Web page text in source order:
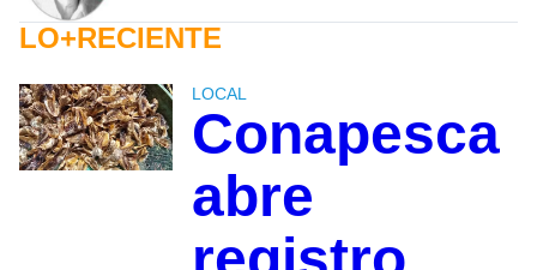
LO+RECIENTE
LOCAL
Conapesca
abre